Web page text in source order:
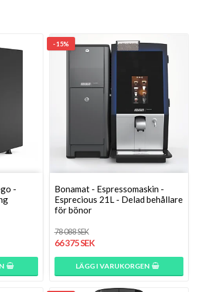
-
- 15%
Bonamat - Espressomaskin -
Esprecious 21L - Delad behållare
för bönor
78 088 SEK
66 375 SEK
LÄGG I VARUKORGEN